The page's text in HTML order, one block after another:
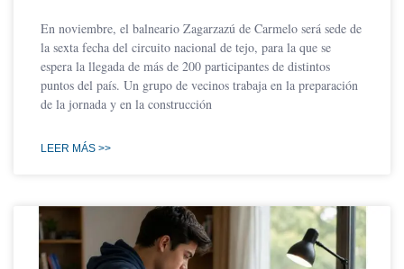
En noviembre, el balneario Zagarzazú de Carmelo será sede de
la sexta fecha del circuito nacional de tejo, para la que se
espera la llegada de más de 200 participantes de distintos
puntos del país. Un grupo de vecinos trabaja en la preparación
de la jornada y en la construcción
LEER MÁS >>